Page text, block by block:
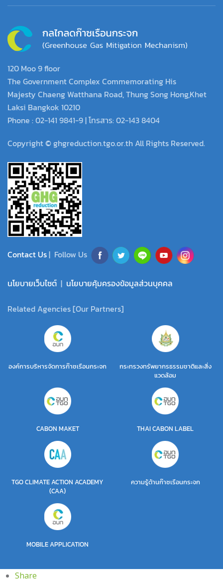
120 Moo 9 floor
The Government Complex Commemorating His
Majesty Chaeng Watthana Road, Thung Song Hong,Khet
Laksi Bangkok 10210
Phone : 02-141 9841-9 | โทรสาร: 02-143 8404
Copyright © ghgreduction.tgo.or.th All Rights Reserved.
Contact Us| Follow Us
นโยบายเว็บไซต์ | นโยบายคุ้มครองข้อมูลส่วนบุคคล
Related Agencies [Our Partners]
องค์การบริหารจัดการก๊าซเรือนกระจก
กระทรวงทรัพยากรธรรมชาติและสิ่ง
แวดล้อม
CABON MAKET THAI CABON LABEL
TGO CLIMATE ACTION ACADEMY
(CAA)
ความรู้ด้านก๊าซเรือนกระจก
MOBILE APPLICATION
Share